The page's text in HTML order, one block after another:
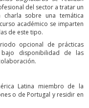
del sector a tratar un
sobre una temática
académico se imparten
de este tipo.
de prácticas
disponibilidad de las
Latina miembro de la
o de Portugal y residir en